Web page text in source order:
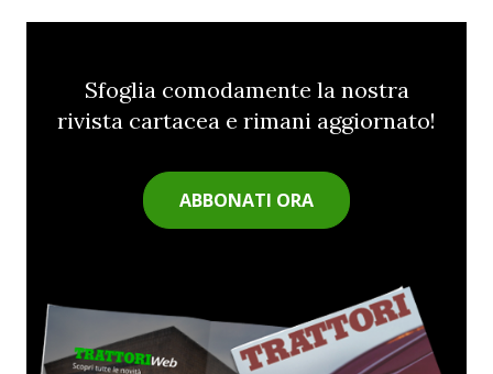
Sfoglia comodamente la nostra
rivista cartacea e rimani aggiornato!
ABBONATI ORA